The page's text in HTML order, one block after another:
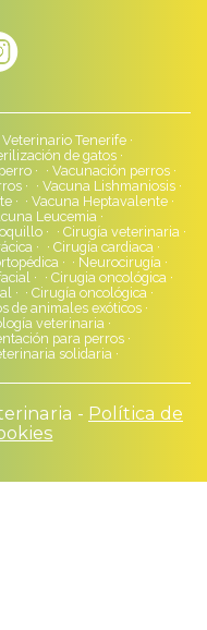
Veterinario Tenerife
de gatos
Vacunación perros
Vacuna Lishmaniosis
Vacuna Heptavalente
Leucemia
Cirugía veterinaria
Cirugía cardiaca
Neurocirugía
Cirugia oncológica
Cirugía oncológica
de animales exóticos
veterinaria
para perros
solidaria
- Política de